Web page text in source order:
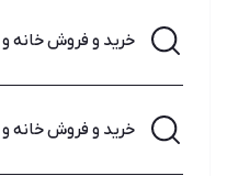
خرید و فروش خانه و
خرید و فروش خانه